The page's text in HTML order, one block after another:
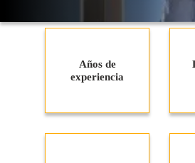
Años de
experiencia